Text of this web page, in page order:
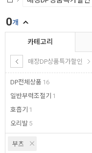
카테고리
매장DP상품특가할인
DP전체상품 16
일반부력조절기 1
호흡기 1
오리발 5
부츠
0개